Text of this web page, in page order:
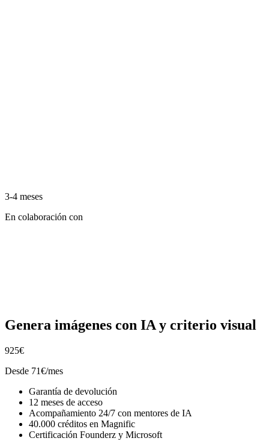
3-4 meses
En colaboración con
Genera imágenes con IA y criterio visual
925€
Desde 71€/mes
Garantía de devolución
12 meses de acceso
Acompañamiento 24/7 con mentores de IA
40.000 créditos en Magnific
Certificación Founderz y Microsoft